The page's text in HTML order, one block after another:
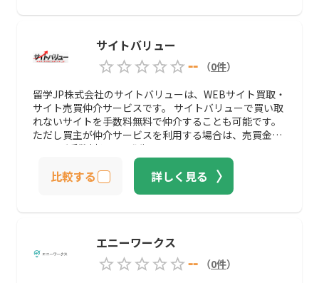
サイトバリュー
--
（0件）
留学JP株式会社のサイトバリューは、WEBサイト買取・
サイト売買仲介サービスです。 サイトバリューで買い取
れないサイトを手数料無料で仲介することも可能です。
ただし買主が仲介サービスを利用する場合は、売買金額
の5％が手数料として発生します。
比較する 詳しく見る
エニーワークス
--
（0件）